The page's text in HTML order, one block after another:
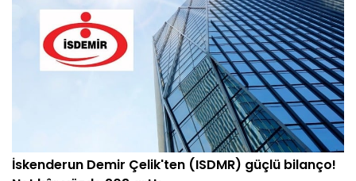
İskenderun Demir Çelik'ten (ISDMR) güçlü bilanço!